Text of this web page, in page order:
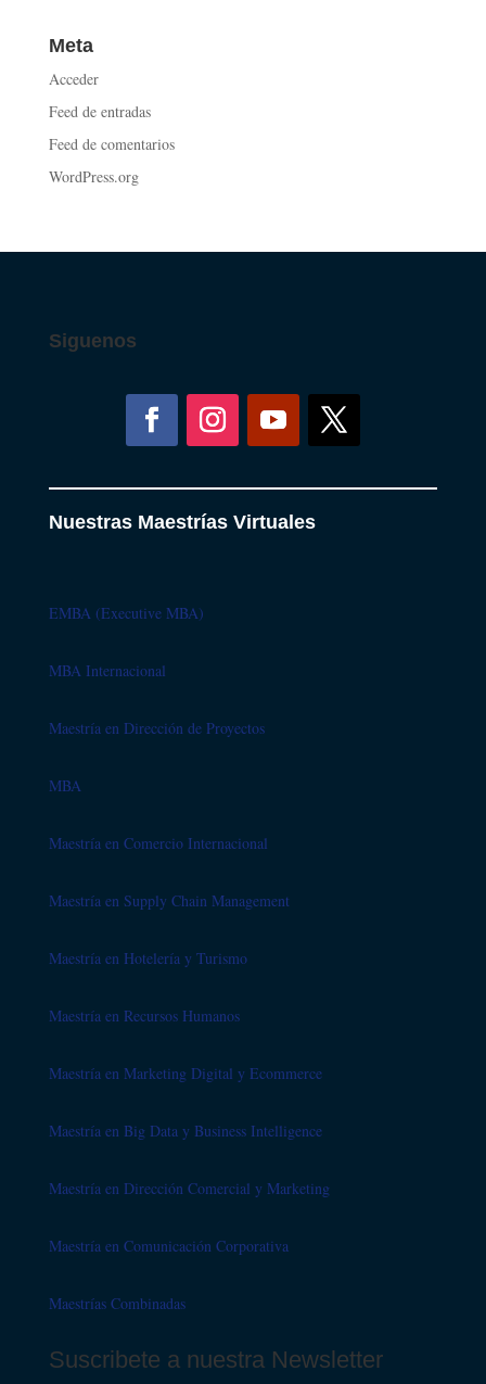
Meta
Acceder
Feed de entradas
Feed de comentarios
WordPress.org
Siguenos
Nuestras Maestrías Virtuales
EMBA (Executive MBA)
MBA Internacional
Maestría en Dirección de Proyectos
MBA
Maestría en Comercio Internacional
Maestría en Supply Chain Management
Maestría en Hotelería y Turismo
Maestría en Recursos Humanos
Maestría en Marketing Digital y Ecommerce
Maestría en Big Data y Business Intelligence
Maestría en Dirección Comercial y Marketing
Maestría en Comunicación Corporativa
Maestrías Combinadas
Suscribete a nuestra Newsletter